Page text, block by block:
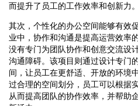
而提升了员工的工作效率和创新力。
其次，个性化的办公空间能够有效
业中，协作和沟通是提高运营效率
没有专门为团队协作和创意交流设
沟通障碍。该项目则通过设计专门
间，让员工在更舒适、开放的环境
过合理的空间划分，员工可以根据
从而提高团队的协作效率，并帮助